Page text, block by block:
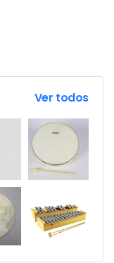
Ver todos